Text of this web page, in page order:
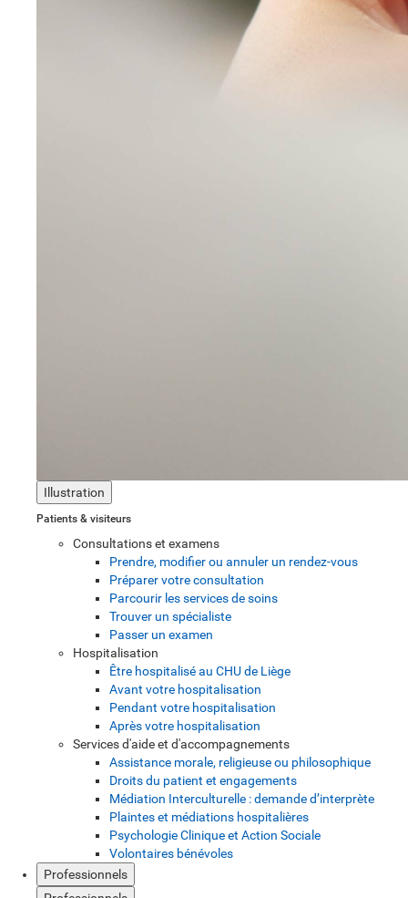
Illustration
Patients & visiteurs
Consultations et examens
Prendre, modifier ou annuler un rendez-vous
Préparer votre consultation
Parcourir les services de soins
Trouver un spécialiste
Passer un examen
Hospitalisation
Être hospitalisé au CHU de Liège
Avant votre hospitalisation
Pendant votre hospitalisation
Après votre hospitalisation
Services d'aide et d'accompagnements
Assistance morale, religieuse ou philosophique
Droits du patient et engagements
Médiation Interculturelle : demande d’interprète
Plaintes et médiations hospitalières
Psychologie Clinique et Action Sociale
Volontaires bénévoles
Professionnels